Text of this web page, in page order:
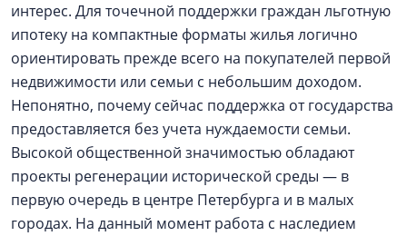
интерес. Для точечной поддержки граждан льготную
ипотеку на компактные форматы жилья логично
ориентировать прежде всего на покупателей первой
недвижимости или семьи с небольшим доходом.
Непонятно, почему сейчас поддержка от государства
предоставляется без учета нуждаемости семьи.
Высокой общественной значимостью обладают
проекты регенерации исторической среды — в
первую очередь в центре Петербурга и в малых
городах. На данный момент работа с наследием